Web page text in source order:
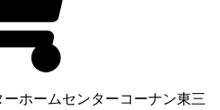
ーホームセンターコーナン東三